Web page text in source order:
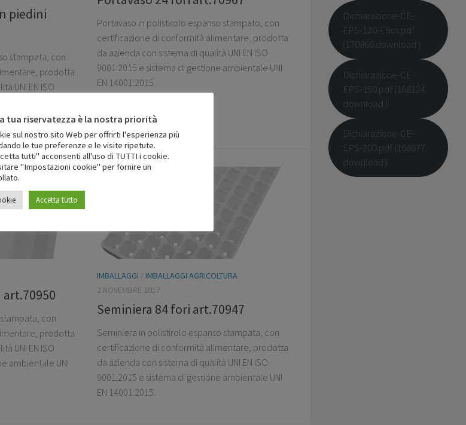
piedini
stampata, con
prodotta
UNI EN ISO
ambientale UNI
Portavaso in polistirolo espanso stampato, con
certificazione di conformità alimentare, prodotta
da azienda con sistema di qualità UNI EN ISO
9001:2015 e sistema di gestione ambientale UNI
EN 14001:2015.
art.70950
con
prodotta
UNI EN ISO
ambientale UNI
IMBALLAGGI / IMBALLAGGI AGRICOLTURA
2 NOVEMBRE 2017
Seminiera 84 fori art.70947
Seminiera in polistirolo espanso stampata, con
certificazione di conformità alimentare, prodotta
da azienda con sistema di qualità UNI EN ISO
9001:2015 e sistema di gestione ambientale UNI
EN 14001:2015.
Dichiarazione-CE-
EPS-120-Etics.pdf
(170866 download )
Dichiarazione-CE-
EPS-150.pdf (168124
download )
Dichiarazione-CE-
EPS-200.pdf (168877
download )
tua riservatezza è la nostra priorità
sul nostro sito Web per offrirti l'esperienza più
le tue preferenze e le visite ripetute.
tutti" acconsenti all'uso di TUTTI i cookie.
"Impostazioni cookie" per fornire un
Accetta tutto